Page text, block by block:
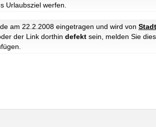
Urlaubsziel werfen.
am 22.2.2008 eingetragen und wird von
der Link dorthin defekt sein, melden Sie